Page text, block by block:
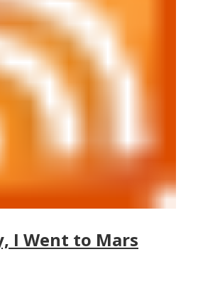
I Went to Mars